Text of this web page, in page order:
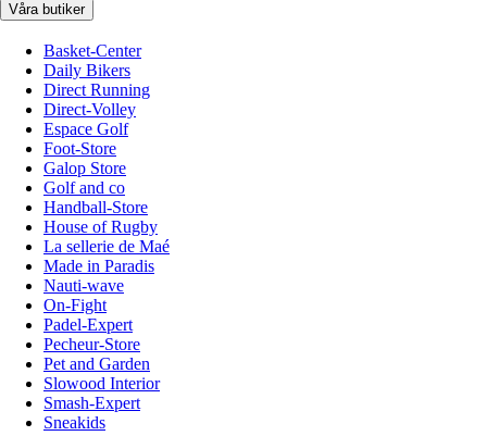
Våra butiker
Basket-Center
Daily Bikers
Direct Running
Direct-Volley
Espace Golf
Foot-Store
Galop Store
Golf and co
Handball-Store
House of Rugby
La sellerie de Maé
Made in Paradis
Nauti-wave
On-Fight
Padel-Expert
Pecheur-Store
Pet and Garden
Slowood Interior
Smash-Expert
Sneakids